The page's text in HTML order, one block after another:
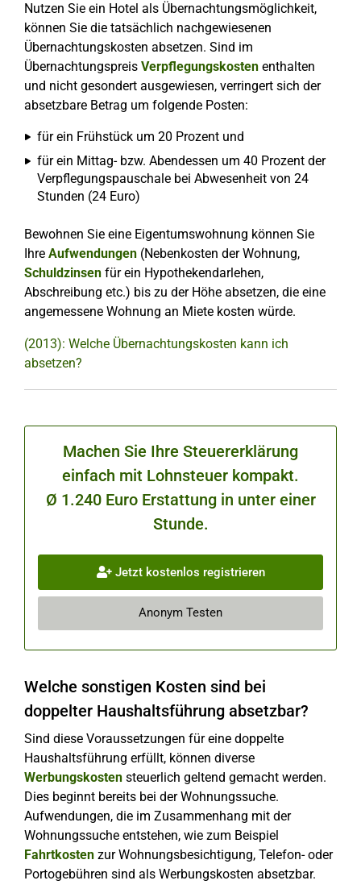
Nutzen Sie ein Hotel als Übernachtungsmöglichkeit,
können Sie die tatsächlich nachgewiesenen
Übernachtungskosten absetzen. Sind im
Übernachtungspreis Verpflegungskosten enthalten
und nicht gesondert ausgewiesen, verringert sich der
absetzbare Betrag um folgende Posten:
für ein Frühstück um 20 Prozent und
für ein Mittag- bzw. Abendessen um 40 Prozent der
Verpflegungspauschale bei Abwesenheit von 24
Stunden (24 Euro)
Bewohnen Sie eine Eigentumswohnung können Sie
Ihre Aufwendungen (Nebenkosten der Wohnung,
Schuldzinsen für ein Hypothekendarlehen,
Abschreibung etc.) bis zu der Höhe absetzen, die eine
angemessene Wohnung an Miete kosten würde.
(2013): Welche Übernachtungskosten kann ich
absetzen?
Machen Sie Ihre Steuererklärung
einfach mit Lohnsteuer kompakt.
Ø 1.240 Euro Erstattung in unter einer
Stunde.
Jetzt kostenlos registrieren
Anonym Testen
Welche sonstigen Kosten sind bei
doppelter Haushaltsführung absetzbar?
Sind diese Voraussetzungen für eine doppelte
Haushaltsführung erfüllt, können diverse
Werbungskosten steuerlich geltend gemacht werden.
Dies beginnt bereits bei der Wohnungssuche.
Aufwendungen, die im Zusammenhang mit der
Wohnungssuche entstehen, wie zum Beispiel
Fahrtkosten zur Wohnungsbesichtigung, Telefon- oder
Portogebühren sind als Werbungskosten absetzbar.